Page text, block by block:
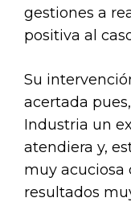
gestiones a
positiva al
Su
acertada
Industria un
atendiera y,
muy acuciosa
resultados